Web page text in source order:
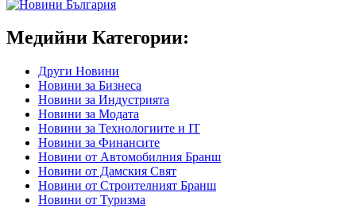
Медийни Категории:
Други Новини
Новини за Бизнеса
Новини за Индустрията
Новини за Модата
Новини за Технологиите и IT
Новини за Финансите
Новини от Автомобилния Бранш
Новини от Дамския Свят
Новини от Строителният Бранш
Новини от Туризма